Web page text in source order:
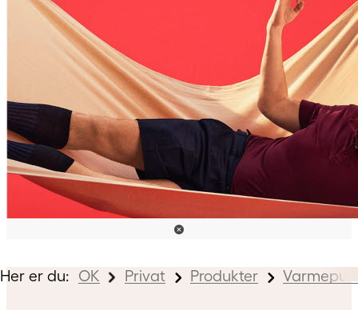
Her er du: OK Privat Produkter